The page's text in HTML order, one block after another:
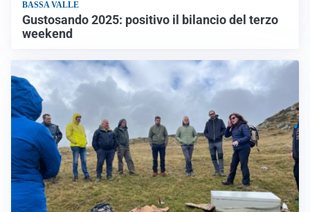
BASSA VALLE
Gustosando 2025: positivo il bilancio del terzo
weekend